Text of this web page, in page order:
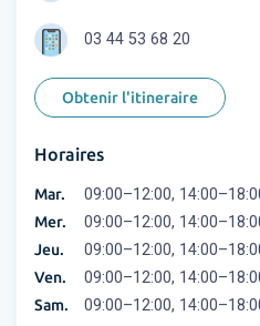
03 44 53 68 20
Obtenir l'itineraire
Horaires
Mar. 09:00–12:00,
Mer. 09:00–12:00,
Jeu. 09:00–12:00,
Ven. 09:00–12:00,
Sam.
09:00–12:00,